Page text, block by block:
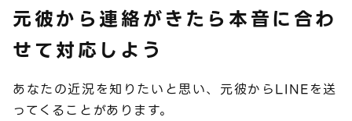
元彼から連絡がきたら本音に合わ
せて対応しよう
あなたの近況を知りたいと思い、元彼からLINEを送
ってくることがあります。